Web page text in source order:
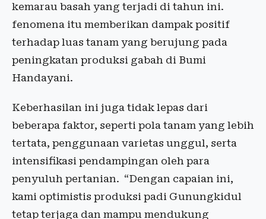
kemarau basah yang terjadi di tahun ini.
fenomena itu memberikan dampak positif
terhadap luas tanam yang berujung pada
peningkatan produksi gabah di Bumi
Handayani.
Keberhasilan ini juga tidak lepas dari
beberapa faktor, seperti pola tanam yang lebih
tertata, penggunaan varietas unggul, serta
intensifikasi pendampingan oleh para
penyuluh pertanian. “Dengan capaian ini,
kami optimistis produksi padi Gunungkidul
tetap terjaga dan mampu mendukung